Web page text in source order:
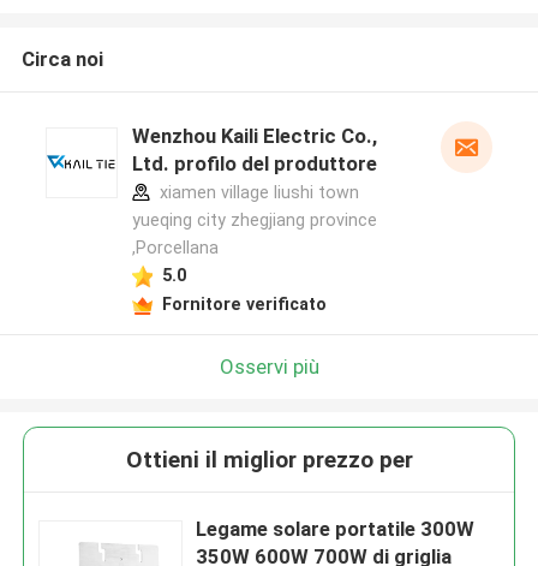
Circa noi
Wenzhou Kaili Electric Co.,
Ltd. profilo del produttore
xiamen village liushi town
yueqing city zhegjiang province
,Porcellana
5.0
Fornitore verificato
Osservi più
Ottieni il miglior prezzo per
Legame solare portatile 300W
350W 600W 700W di griglia